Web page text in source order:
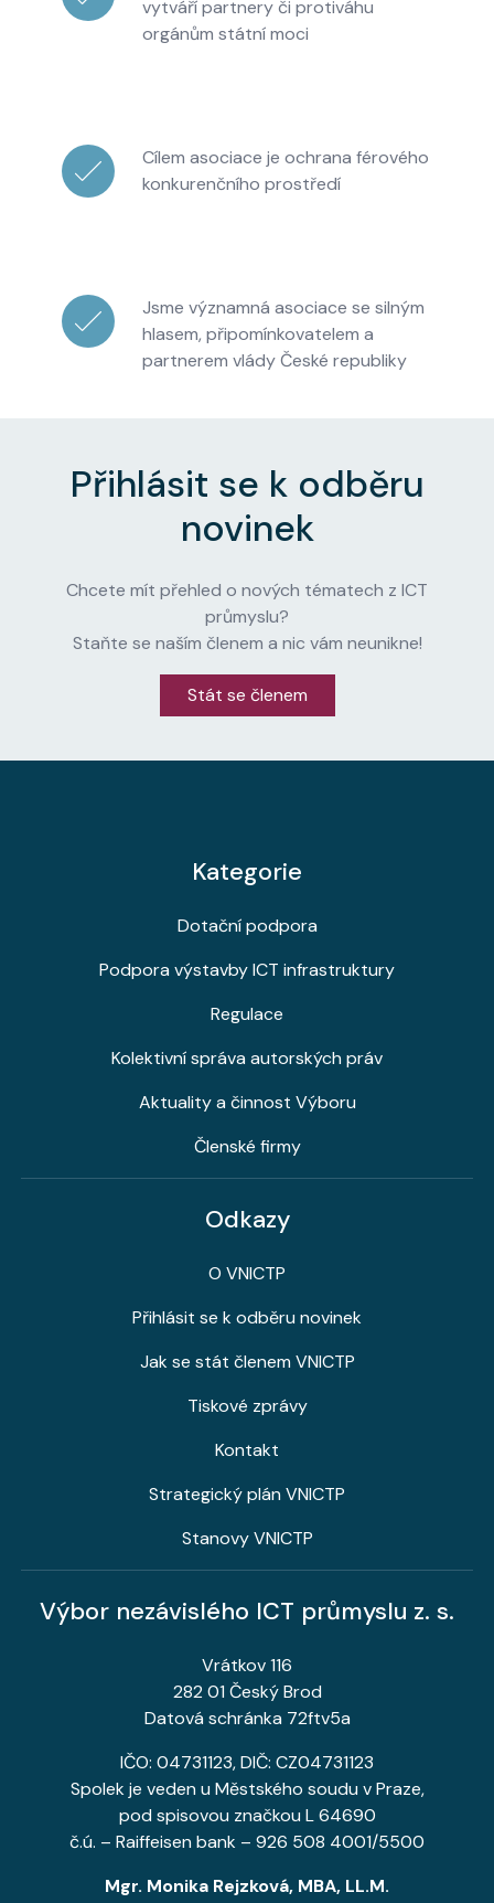
vytváří partnery či protiváhu
orgánům státní moci
Cílem asociace je ochrana férového
konkurenčního prostředí
Jsme významná asociace se silným
hlasem, připomínkovatelem a
partnerem vlády České republiky
Přihlásit se k odběru
novinek
Chcete mít přehled o nových tématech z ICT
průmyslu?
Staňte se naším členem a nic vám neunikne!
Stát se členem
Kategorie
Dotační podpora
Podpora výstavby ICT infrastruktury
Regulace
Kolektivní správa autorských práv
Aktuality a činnost Výboru
Členské firmy
Odkazy
O VNICTP
Přihlásit se k odběru novinek
Jak se stát členem VNICTP
Tiskové zprávy
Kontakt
Strategický plán VNICTP
Stanovy VNICTP
Výbor nezávislého ICT průmyslu z. s.
Vrátkov 116
282 01 Český Brod
Datová schránka 72ftv5a
IČO: 04731123, DIČ: CZ04731123
Spolek je veden u Městského soudu v Praze,
pod spisovou značkou L 64690
č.ú. – Raiffeisen bank – 926 508 4001/5500
Mgr. Monika Rejzková, MBA, LL.M.